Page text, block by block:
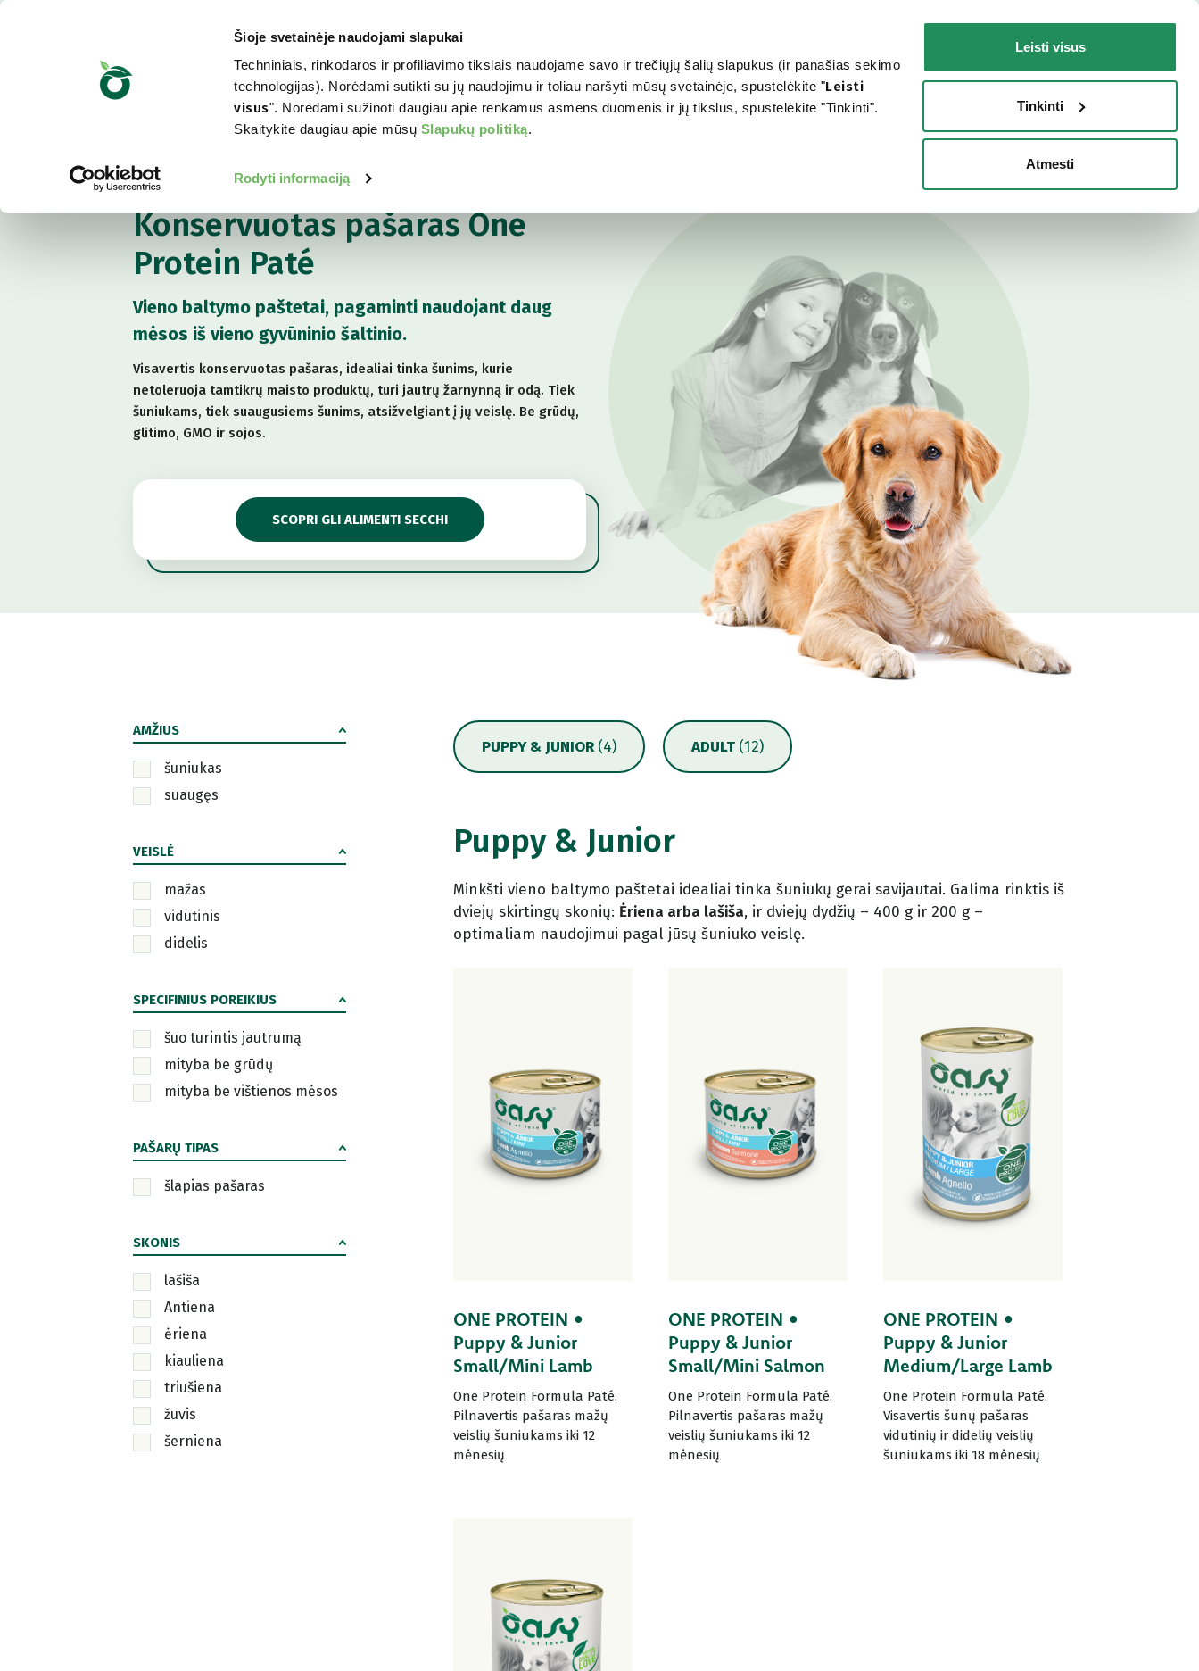
Šioje svetainėje naudojami slapukai
Techniniais, rinkodaros ir profiliavimo tikslais naudojame savo ir trečiųjų šalių slapukus (ir panašias sekimo
technologijas). Norėdami sutikti su jų naudojimu ir toliau naršyti mūsų svetainėje, spustelėkite "Leisti
visus". Norėdami sužinoti daugiau apie renkamus asmens duomenis ir jų tikslus, spustelėkite "Tinkinti".
Skaitykite daugiau apie mūsų Slapukų politiką.
Rodyti informaciją
Leisti visus
Tinkinti
Atmesti
Susisiekite LT
WORLD OF LOVE JŪSŲ ŠUNIUI JŪSŲ KATEI KUR ĮSIGYTI?
Jūsų šuniui
Konservuotas pašaras One
Protein Paté
Vieno baltymo paštetai, pagaminti naudojant daug
mėsos iš vieno gyvūninio šaltinio.
Visavertis konservuotas pašaras, idealiai tinka šunims, kurie
netoleruoja tamtikrų maisto produktų, turi jautrų žarnynną ir odą. Tiek
šuniukams, tiek suaugusiems šunims, atsižvelgiant į jų veislę. Be grūdų,
glitimo, GMO ir sojos.
SCOPRI GLI ALIMENTI SECCHI
AMŽIUS
šuniukas
suaugęs
VEISLĖ
mažas
vidutinis
didelis
SPECIFINIUS POREIKIUS
šuo turintis jautrumą
mityba be grūdų
mityba be vištienos mėsos
PAŠARŲ TIPAS
šlapias pašaras
SKONIS
lašiša
Antiena
ėriena
kiauliena
triušiena
žuvis
šerniena
PUPPY & JUNIOR (4) ADULT (12)
Puppy & Junior
Minkšti vieno baltymo paštetai idealiai tinka šuniukų gerai savijautai. Galima rinktis iš
dviejų skirtingų skonių: Ėriena arba lašiša, ir dviejų dydžių – 400 g ir 200 g –
optimaliam naudojimui pagal jūsų šuniuko veislę.
ONE PROTEIN •
Puppy & Junior
Small/Mini Lamb
One Protein Formula Paté.
Pilnavertis pašaras mažų
veislių šuniukams iki 12
mėnesių
ONE PROTEIN •
Puppy & Junior
Small/Mini Salmon
One Protein Formula Paté.
Pilnavertis pašaras mažų
veislių šuniukams iki 12
mėnesių
ONE PROTEIN •
Puppy & Junior
Medium/Large Lamb
One Protein Formula Paté.
Visavertis šunų pašaras
vidutinių ir didelių veislių
šuniukams iki 18 mėnesių